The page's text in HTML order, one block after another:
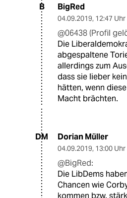
B BigRed
04.09.2019, 12:47 Uhr
@06438 (Profil
Die
abgespaltene
allerdings zum
dass sie lieber
hätten, wenn
Macht brächten.
DM Dorian Müller
04.09.2019, 13:00 Uhr
@BigRed:
Die LibDems
Chancen wie
kommen bzw.